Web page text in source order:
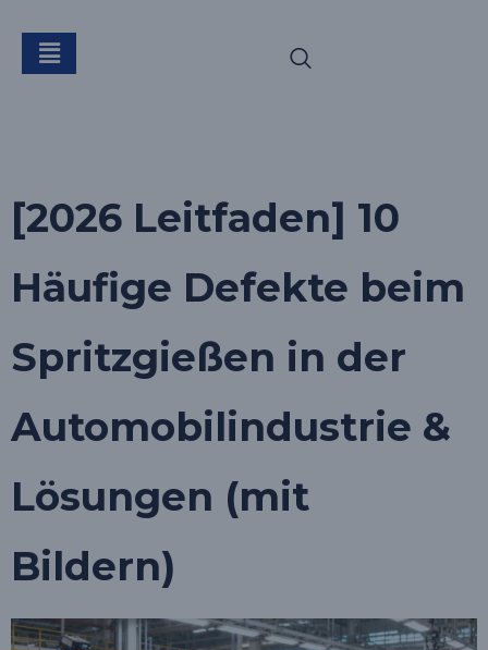
Schlagwort:
[2026 Leitfaden] 10
Häufige Defekte beim
Spritzgießen in der
Automobilindustrie &
Lösungen (mit
Bildern)